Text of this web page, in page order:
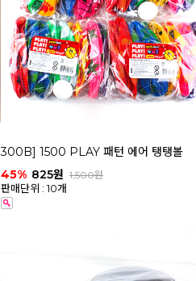
300B] 1500 PLAY 패턴 에어 탱탱볼
45% 825원 1,500원
판매단위 : 10개